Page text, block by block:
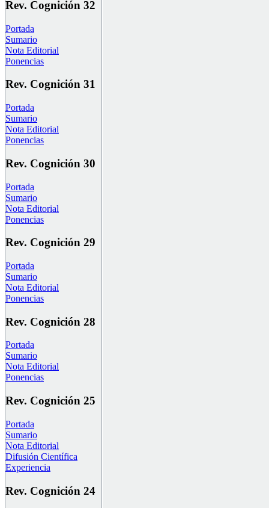
Rev. Cognición 32
Portada
Sumario
Nota Editorial
Ponencias
Rev. Cognición 31
Portada
Sumario
Nota Editorial
Ponencias
Rev. Cognición 30
Portada
Sumario
Nota Editorial
Ponencias
Rev. Cognición 29
Portada
Sumario
Nota Editorial
Ponencias
Rev. Cognición 28
Portada
Sumario
Nota Editorial
Ponencias
Rev. Cognición 25
Portada
Sumario
Nota Editorial
Difusión Científica
Experiencia
Rev. Cognición 24